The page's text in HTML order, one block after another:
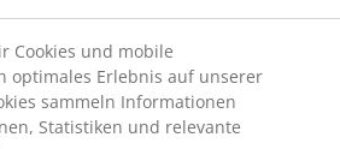
Cookies und mobile
optimales Erlebnis auf unserer
sammeln Informationen
Statistiken und relevante